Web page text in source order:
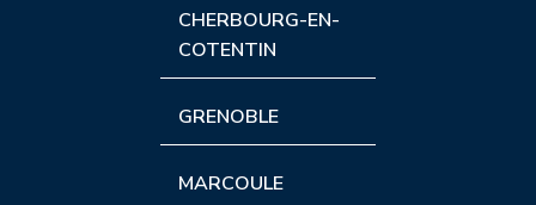
CHERBOURG-EN-
COTENTIN
GRENOBLE
MARCOULE